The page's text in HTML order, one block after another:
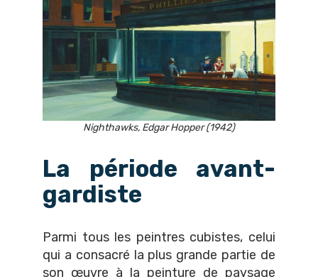
Nighthawks, Edgar Hopper (1942)
La période avant-
gardiste
Parmi tous les peintres cubistes, celui
qui a consacré la plus grande partie de
son œuvre à la peinture de paysage